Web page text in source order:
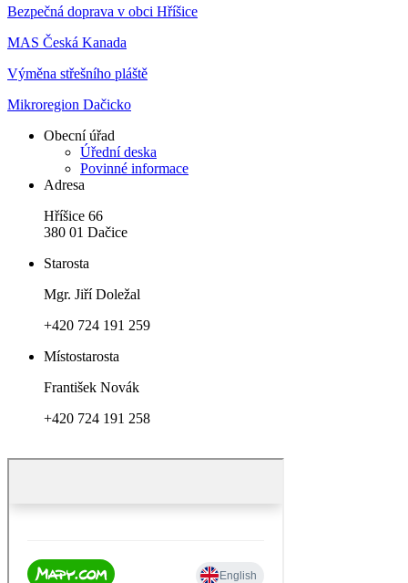
Bezpečná doprava v obci Hříšice
MAS Česká Kanada
Výměna střešního pláště
Mikroregion Dačicko
Obecní úřad
Úřední deska
Povinné informace
Adresa
Hříšice 66
380 01 Dačice
Starosta
Mgr. Jiří Doležal
+420 724 191 259
Místostarosta
František Novák
+420 724 191 258